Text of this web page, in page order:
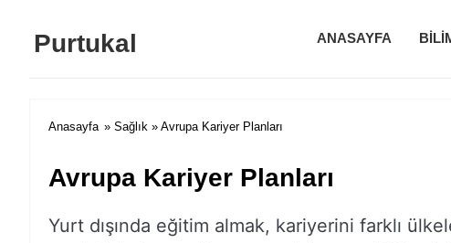
Purtukal ANASAYFA
Anasayfa » Sağlık » Avrupa Kariyer Planları
Avrupa Kariyer Planları
Yurt dışında eğitim almak, kariyerini farklı